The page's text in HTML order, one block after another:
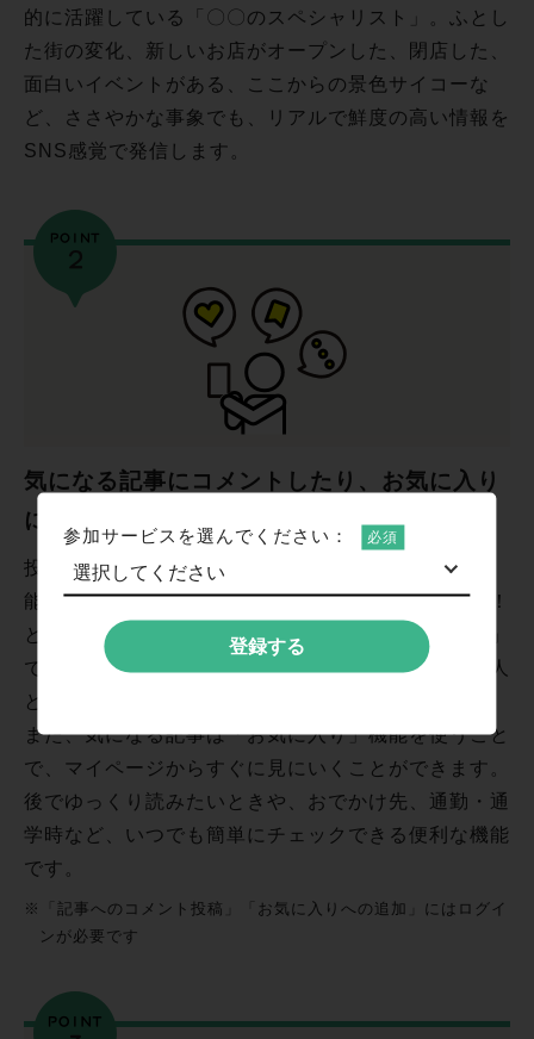
的に活躍している「〇〇のスペシャリスト」。ふとし
た街の変化、新しいお店がオープンした、閉店した、
面白いイベントがある、ここからの景色サイコーな
ど、ささやかな事象でも、リアルで鮮度の高い情報を
SNS感覚で発信します。
気になる記事にコメントしたり、お気に入り
に保存ができます
投稿された記事には「いいねボタン」「コメント機
能」があります。このネタは気になる！共感できる！
という記事や発信者を、「いいね！」や「コメント」
でぜひ応援してください。街ネタへの共感で、街や人
とのつながりがひろがります。
また、気になる記事は「お気に入り」機能を使うこと
で、マイページからすぐに見にいくことができます。
後でゆっくり読みたいときや、おでかけ先、通勤・通
学時など、いつでも簡単にチェックできる便利な機能
です。
※「記事へのコメント投稿」「お気に入りへの追加」にはログイ
ンが必要です
参加サービスを選んでください：
登録する